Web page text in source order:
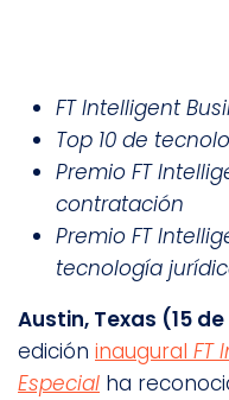
FT Intelligent
Top 10 de
Premio FT
contratación
Premio FT
tecnología
Austin, Texas (15
edición inaugural FT
Especial ha